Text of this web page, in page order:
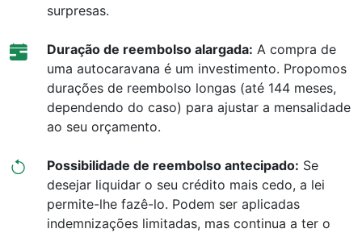
surpresas.
Duração de reembolso alargada: A compra de
uma autocaravana é um investimento. Propomos
durações de reembolso longas (até 144 meses,
dependendo do caso) para ajustar a mensalidade
ao seu orçamento.
Possibilidade de reembolso antecipado: Se
desejar liquidar o seu crédito mais cedo, a lei
permite-lhe fazê-lo. Podem ser aplicadas
indemnizações limitadas, mas continua a ter o